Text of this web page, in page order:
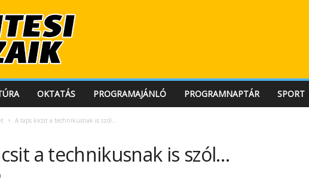
OKTATÁS PROGRAMAJÁNLÓ PROGRAMNAPTÁR SPORT
A taps kicsit a technikusnak is szól…
a technikusnak is szól…